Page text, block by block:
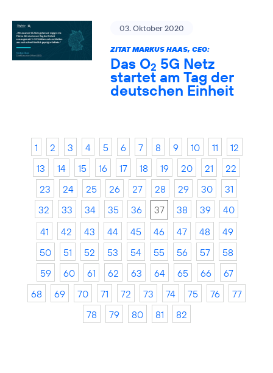
03. Oktober 2020
ZITAT MARKUS HAAS, CEO:
Das O2 5G Netz
startet am Tag der
deutschen Einheit
1 2 3 4 5 6 7 8 9 10 11
12
13
14 15 16 17 18 19 20 21
22
23
24 25 26 27 28 29 30
31
32
33 34 35 36 37 38 39
40
41
42 43 44 45 46 47 48
49
50
51 52 53 54 55 56 57
58
59
60 61 62 63 64 65 66
67
68
69 70 71 72 73 74 75 76
77
78
79 80 81 82